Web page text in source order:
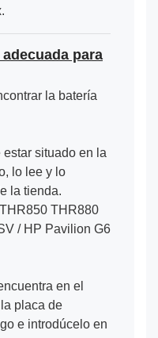
para
la batería
situado en la
lo lee y lo
la tienda.
THR880
/ HP Pavilion G6
en el
placa de
e introdúcelo en